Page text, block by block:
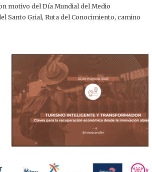
motivo del Día Mundial del Medio
Santo Grial, Ruta del Conocimiento, camino